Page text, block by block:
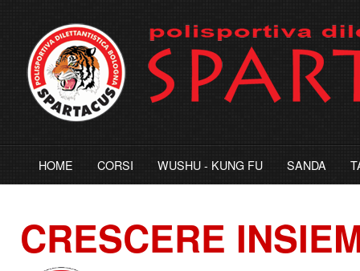
HOME CORSI WUSHU - KUNG FU SANDA
CRESCERE